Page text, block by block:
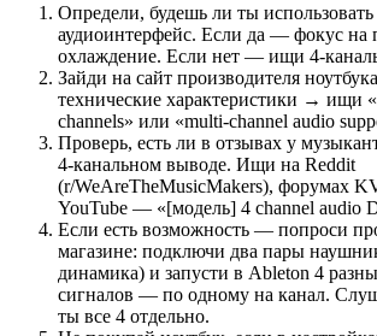
Определи, будешь ли ты
аудиоинтерфейс. Если да — фокус на
охлаждение. Если нет — ищи 4-
Зайди на сайт производителя
технические характеристики → ищи
channels» или «multi-channel audio
Проверь, есть ли в отзывах у
4-канальном выводе. Ищи на Reddit
(r/WeAreTheMusicMakers), форумах
YouTube — «[модель] 4 channel audio
Если есть возможность — попроси
магазине: подключи два пары
динамика) и запусти в Ableton 4
сигналов — по одному на канал.
ты все 4 отдельно.